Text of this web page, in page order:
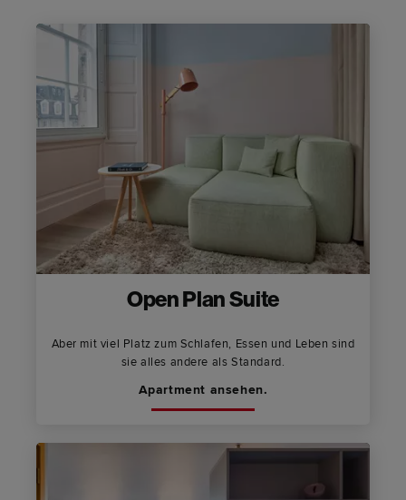
Open Plan Suite
Aber mit viel Platz zum Schlafen, Essen und Leben sind
sie alles andere als Standard.
Apartment ansehen.